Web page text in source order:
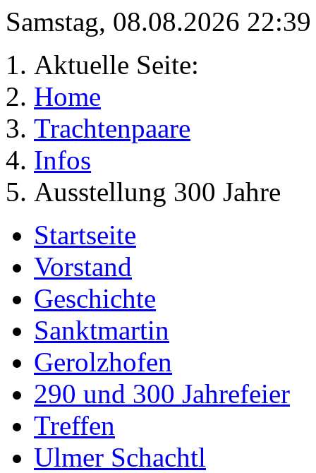
Samstag, 08.08.2026
Aktuelle Seite:
Home
Trachtenpaare
Infos
Ausstellung 300 Jahre
Startseite
Vorstand
Geschichte
Sanktmartin
Gerolzhofen
290 und 300 Jahrefeier
Treffen
Ulmer Schachtl